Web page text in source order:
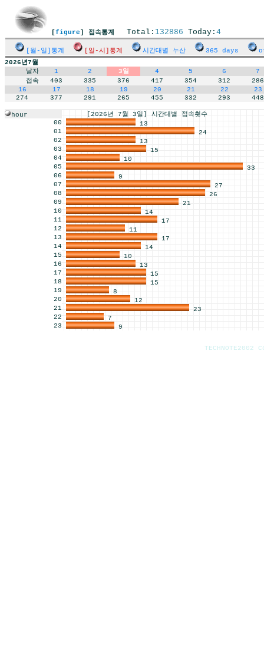
[figure] 접속통계 Total: 132886 Today: 4
[월-일]통계 [일-시]통계 시간대별 누산 365 days
2026년7월
날자
1 2 3일 4 5 6
7
접속
403 335 376 417 354 312
286
16
17 18 19 20 21 22
23
274
377 291 265 455 332 293 448
hour
[2026년 7월 3일] 시간대별 접속횟수
00
13
01
24
02
13
03
15
04
10
05
33
06
9
07
27
08
26
09
21
10
14
11
17
12
11
13
17
14
14
15
10
16
13
17
15
18
15
19
8
20
12
21
23
22
7
23
9